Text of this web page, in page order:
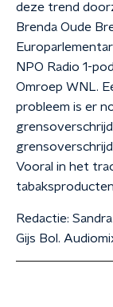
deze trend
Brenda Oude
NPO Radio 1-
Omroep WNL.
probleem is er
Vooral in het
Redactie:
Gijs Bol.